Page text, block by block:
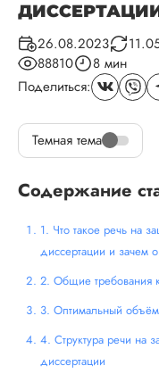
26.08.2023
88810
8 мин
Поделиться:
Темная тема
Содержание
1. Что такое речь на
диссертации и зачем
2. Общие требования
3. Оптимальный
4. Структура речи на
диссертации